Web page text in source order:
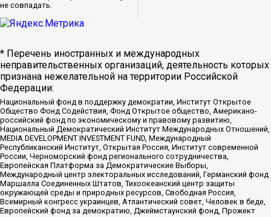
не совпадать.
* Перечень иностранных и международных
неправительственных организаций, деятельность которых
признана нежелательной на территории Российской
Федерации:
Национальный фонд в поддержку демократии, Институт Открытое
Общество Фонд Содействия, Фонд Открытое общество, Американо-
российский фонд по экономическому и правовому развитию,
Национальный Демократический Институт Международных Отношений,
MEDIA DEVELOPMENT INVESTMENT FUND, Международный
Республиканский Институт, Открытая Россия, Институт современной
России, Черноморский фонд регионального сотрудничества,
Европейская Платформа за Демократические Выборы,
Международный центр электоральных исследований, Германский фонд
Маршалла Соединенных Штатов, Тихоокеанский центр защиты
окружающей среды и природных ресурсов, Свободная Россия,
Всемирный конгресс украинцев, Атлантический совет, Человек в беде,
Европейский фонд за демократию, Джеймстаунский фонд, Прожект